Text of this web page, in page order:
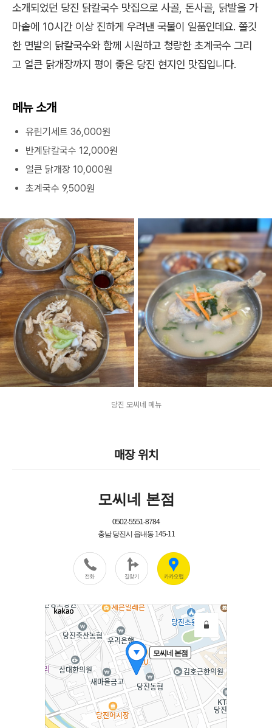
소개되었던 당진 닭칼국수 맛집으로 사골, 돈사골, 닭발을 가
마솥에 10시간 이상 진하게 우려낸 국물이 일품인데요. 쫄깃
한 면발의 닭칼국수와 함께 시원하고 청량한 초계국수 그리
고 얼큰 닭개장까지 평이 좋은 당진 현지인 맛집입니다.
메뉴 소개
유린기세트 36,000원
반계닭칼국수 12,000원
얼큰 닭개장 10,000원
초계국수 9,500원
당진 모씨네 메뉴
매장 위치